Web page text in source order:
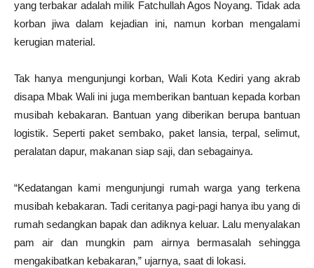
yang terbakar adalah milik Fatchullah Agos Noyang. Tidak ada
korban jiwa dalam kejadian ini, namun korban mengalami
kerugian material.
Tak hanya mengunjungi korban, Wali Kota Kediri yang akrab
disapa Mbak Wali ini juga memberikan bantuan kepada korban
musibah kebakaran. Bantuan yang diberikan berupa bantuan
logistik. Seperti paket sembako, paket lansia, terpal, selimut,
peralatan dapur, makanan siap saji, dan sebagainya.
“Kedatangan kami mengunjungi rumah warga yang terkena
musibah kebakaran. Tadi ceritanya pagi-pagi hanya ibu yang di
rumah sedangkan bapak dan adiknya keluar. Lalu menyalakan
pam air dan mungkin pam airnya bermasalah sehingga
mengakibatkan kebakaran,” ujarnya, saat di lokasi.